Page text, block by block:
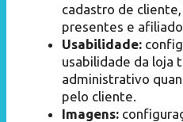
cadastro de
presentes e
Usabilidade:
usabilidade da loja
administrativo
pelo cliente.
Imagens: